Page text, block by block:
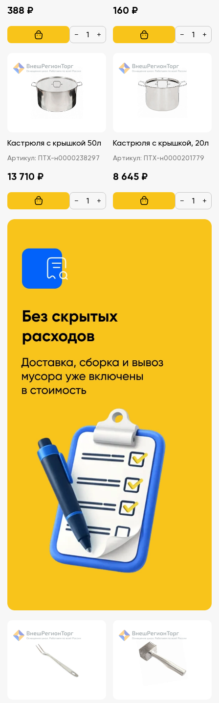
388 ₽
− +
160 ₽
− +
Кастрюля с крышкой 50л
Артикул: ПТХ-н0000238297
13 710 ₽
− +
Кастрюля с крышкой, 20л
Артикул: ПТХ-н0000201779
8 645 ₽
− +